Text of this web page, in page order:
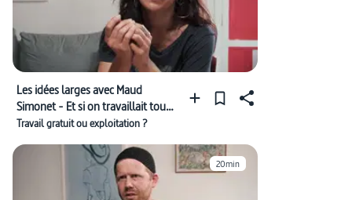
#préservation des paysages
#émissions (environnement) #pollution
#Ukraine #changements environnementaux
#violence (guerre) #recherche environnementale
#extraction des ressources #crimes de guerre
#approvisionnement en énergie
Les idées larges avec Maud
Simonet - Et si on travaillait tous
et toutes gratuitement ?
Travail gratuit ou exploitation ?
20min